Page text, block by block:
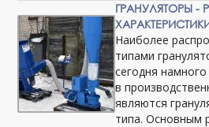
ГРАНУЛЯТОРЫ -
Наиболее
типами
сегодня
в
являются
типа. Основным